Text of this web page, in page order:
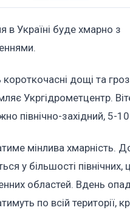
в Україні буде хмарно з
короткочасні дощі та
Укргідрометцентр.
північно-західний, 5-
мінлива хмарність.
у більшості північних,
областей. Вдень
по всій території,